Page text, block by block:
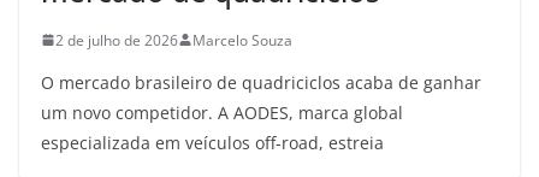
2 de julho de 2026 Marcelo Souza
O mercado brasileiro de quadriciclos acaba de ganhar
um novo competidor. A AODES, marca global
especializada em veículos off-road, estreia